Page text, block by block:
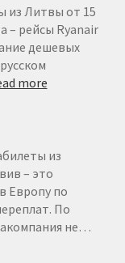
из Литвы от 15
– рейсы Ryanair
дешевых
more:
ОТ
€
15
из
– это
Европу по
По
не…